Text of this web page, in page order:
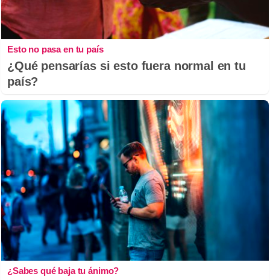
Esto no pasa en tu país
¿Qué pensarías si esto fuera normal en tu
país?
¿Sabes qué baja tu ánimo?